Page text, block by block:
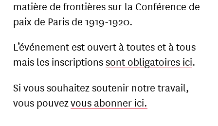
matière de frontières sur la Conférence de
paix de Paris de 1919-1920.
L’événement est ouvert à toutes et à tous
mais les inscriptionssont obligatoires ici.
Si vous souhaitez soutenir notre travail,
vous pouvezvous abonner ici.